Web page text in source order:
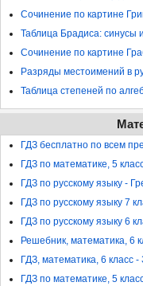
Сочинение по картине
Таблица Брадиса: синусы
Сочинение по картине
Разряды местоимений в
Таблица степеней по
ГДЗ бесплатно по всем
ГДЗ по математике, 5
ГДЗ по русскому языку -
ГДЗ по русскому языку 7
ГДЗ по русскому языку 6
Решебник, математика, 6
ГДЗ, математика, 6 класс
ГДЗ по математике, 5